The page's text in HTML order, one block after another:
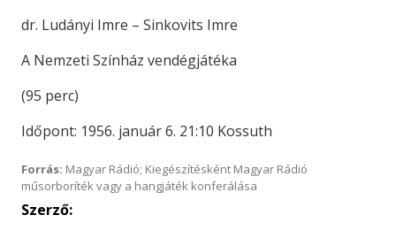
dr. Ludányi Imre – Sinkovits Imre
A Nemzeti Színház vendégjátéka
(95 perc)
Időpont: 1956. január 6. 21:10 Kossuth
Forrás: Magyar Rádió; Kiegészítésként Magyar Rádió
műsorboríték vagy a hangjáték konferálása
Szerző: